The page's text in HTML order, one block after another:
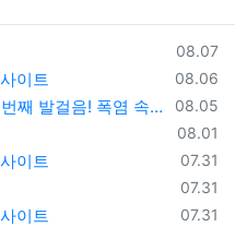
등록일
08.07
등록일
08.06
이트
등록일
08.05
속 가장 먼저 찾아간 따뜻한 안부
등록일
08.01
등록일
07.31
이트
등록일
07.31
등록일
07.31
이트